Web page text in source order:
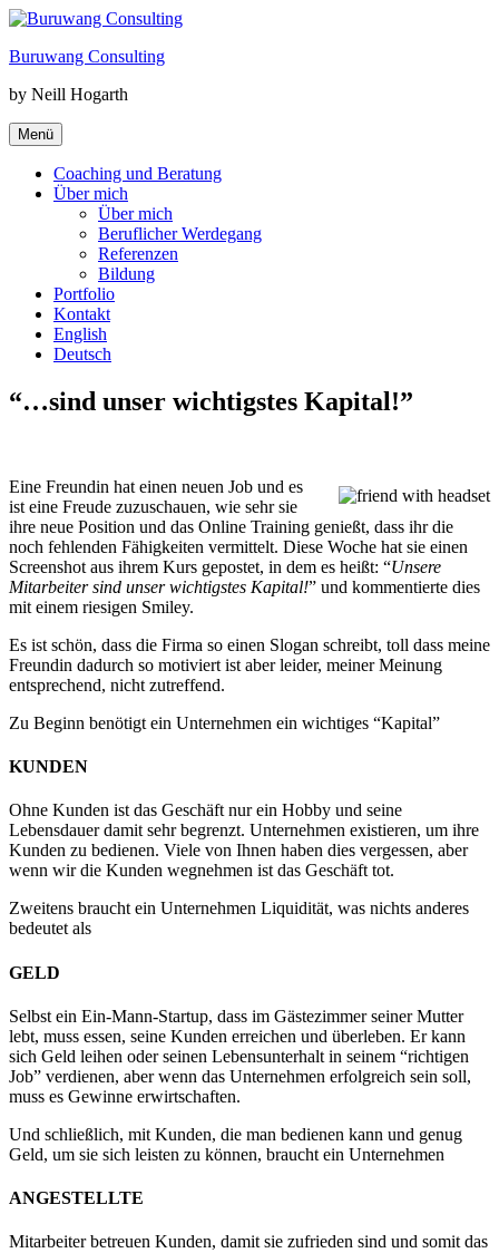
Zum
springen
Buruwang Consulting
by Neill Hogarth
Menü
Coaching und Beratung
Über mich
Über mich
Beruflicher Werdegang
Referenzen
Bildung
Portfolio
Kontakt
English
Deutsch
“…sind unser wichtigstes Kapital!”
Eine Freundin hat einen neuen Job und es
ist eine Freude zuzuschauen, wie sehr sie
ihre neue Position und das Online Training genießt, dass ihr die
noch fehlenden Fähigkeiten vermittelt. Diese Woche hat sie einen
Screenshot aus ihrem Kurs gepostet, in dem es heißt: “Unsere
Mitarbeiter sind unser wichtigstes Kapital!” und kommentierte dies
mit einem riesigen Smiley.
Es ist schön, dass die Firma so einen Slogan schreibt, toll dass meine
Freundin dadurch so motiviert ist aber leider, meiner Meinung
entsprechend, nicht zutreffend.
Zu Beginn benötigt ein Unternehmen ein wichtiges “Kapital”
KUNDEN
Ohne Kunden ist das Geschäft nur ein Hobby und seine
Lebensdauer damit sehr begrenzt. Unternehmen existieren, um ihre
Kunden zu bedienen. Viele von Ihnen haben dies vergessen, aber
wenn wir die Kunden wegnehmen ist das Geschäft tot.
Zweitens braucht ein Unternehmen Liquidität, was nichts anderes
bedeutet als
GELD
Selbst ein Ein-Mann-Startup, dass im Gästezimmer seiner Mutter
lebt, muss essen, seine Kunden erreichen und überleben. Er kann
sich Geld leihen oder seinen Lebensunterhalt in seinem “richtigen
Job” verdienen, aber wenn das Unternehmen erfolgreich sein soll,
muss es Gewinne erwirtschaften.
Und schließlich, mit Kunden, die man bedienen kann und genug
Geld, um sie sich leisten zu können, braucht ein Unternehmen
ANGESTELLTE
Mitarbeiter betreuen Kunden, damit sie zufrieden sind und somit das